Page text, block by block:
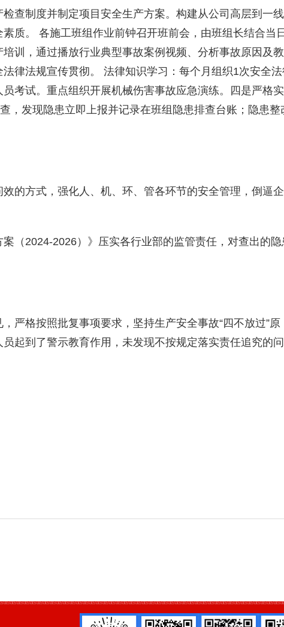
查制度并制定项目安全生产方案。构建从公司高层到一
素质。
各施工班组作业前钟召开班前会，由班组长结合当
训，通过播放行业典型事故案例视频、分析事故原因及
法律法规宣传贯彻。
法律知识学习：每个月组织1次安全
考试。重点组织开展机械伤害事故应急演练。
四是严格
，发现隐患立即上报并记录在班组隐患排查台账；隐患整
的方式，强化人、机、环、管各环节的安全管理，倒逼
案 （ 2024-2026）》 压实各行业部的监管责任，对查出的隐
严格按照批复事项要求，坚持生产安全事故“四不放过”原
起到了警示教育作用，未发现不按规定落实责任追究的问